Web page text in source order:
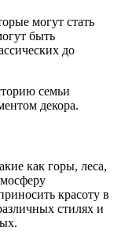
могут стать
быть
до
семьи
декора.
как горы, леса,
красоту в
стилях и